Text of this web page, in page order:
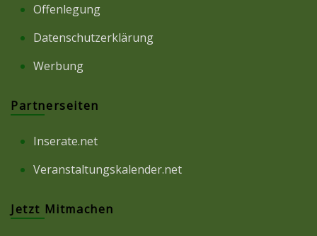
Offenlegung
Datenschutzerklärung
Werbung
Partnerseiten
Inserate.net
Veranstaltungskalender.net
Jetzt Mitmachen